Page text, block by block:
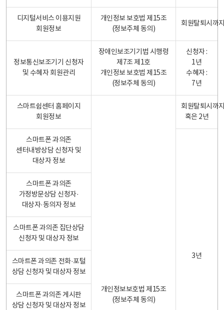
디지털서비스 이용지원
회원정보
개인정보 보호법 제15조
(정보주체 동의)
회원탈퇴시까
정보통신보조기기 신청자
및 수혜자 회원관리
장애인보조기기법 시행령
제7조 제1호
개인정보 보호법 제15조
(정보주체 동의)
신청자 :
1년
수혜자 :
7년
스마트쉼센터 홈페이지
회원정보
개인정보보호법 제15조
(정보주체 동의)
회원탈퇴시까
혹은 2년
스마트폰 과의존
센터내방상담 신청자 및
대상자 정보
3년
스마트폰 과의존
가정방문상담 신청자·
대상자·동의자 정보
스마트폰 과의존 집단상담
신청자 및 대상자 정보
스마트폰 과의존 전화·포털
상담 신청자 및 대상자 정보
스마트폰 과의존 게시판
상담 신청자 및 대상자 정보